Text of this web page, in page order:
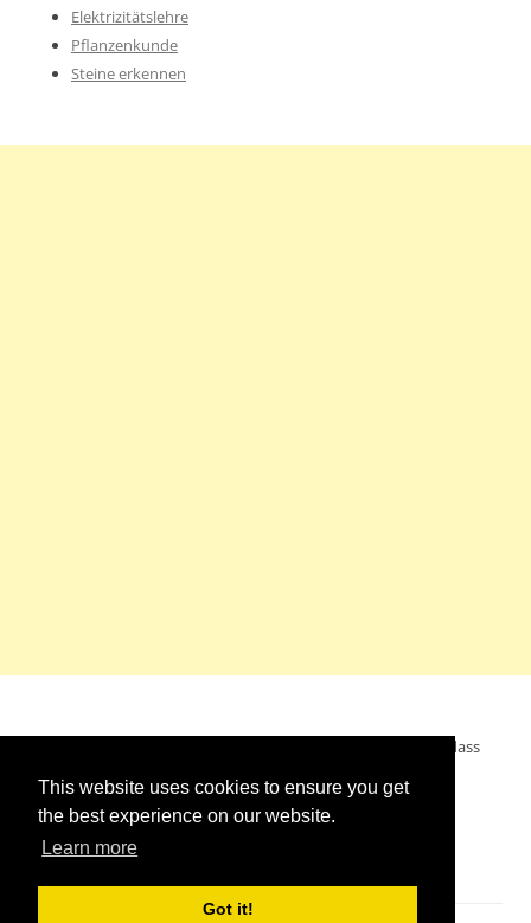
This website uses cookies to ensure you get
the best experience on our website.
Learn more
Got it!
Elektrizitätslehre
Pflanzenkunde
Steine erkennen
Mein Wunsch: dass alle Menschen ohne Krieg leben dürfen, dass
alle Menschen den Krieg verurteilen und sich von den
Kriegstreibern abwenden. Das wünsche ich mir.